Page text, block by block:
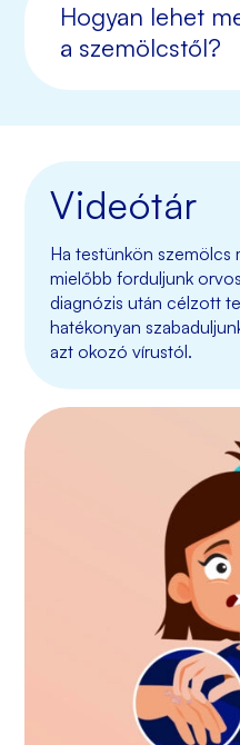
Hogyan lehet
a szemölcstől?
Videótár
Ha testünkön szemölcs
mielőbb forduljunk
diagnózis után célzott
hatékonyan
azt okozó vírustól.